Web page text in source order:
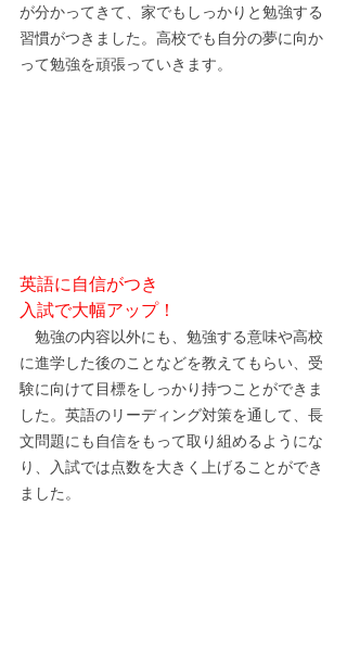
が分かってきて、家でもしっかりと勉強する
習慣がつきました。高校でも自分の夢に向か
って勉強を頑張っていきます。
英語に自信がつき
入試で大幅アップ！
勉強の内容以外にも、勉強する意味や高校
に進学した後のことなどを教えてもらい、受
験に向けて目標をしっかり持つことができま
した。英語のリーディング対策を通して、長
文問題にも自信をもって取り組めるようにな
り、入試では点数を大きく上げることができ
ました。